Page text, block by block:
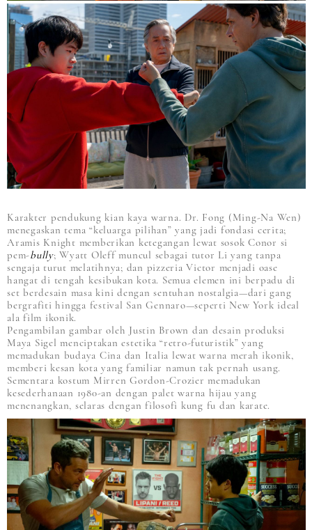
Karakter pendukung kian kaya warna. Dr. Fong (Ming-Na Wen)
menegaskan tema “keluarga pilihan” yang jadi fondasi cerita;
Aramis Knight memberikan ketegangan lewat sosok Conor si
pem-bully; Wyatt Oleff muncul sebagai tutor Li yang tanpa
sengaja turut melatihnya; dan pizzeria Victor menjadi oase
hangat di tengah kesibukan kota. Semua elemen ini berpadu di
set berdesain masa kini dengan sentuhan nostalgia—dari gang
bergrafiti hingga festival San Gennaro—seperti New York ideal
ala film ikonik.
Pengambilan gambar oleh Justin Brown dan desain produksi
Maya Sigel menciptakan estetika “retro-futuristik” yang
memadukan budaya Cina dan Italia lewat warna merah ikonik,
memberi kesan kota yang familiar namun tak pernah usang.
Sementara kostum Mirren Gordon-Crozier memadukan
kesederhanaan 1980-an dengan palet warna hijau yang
menenangkan, selaras dengan filosofi kung fu dan karate.